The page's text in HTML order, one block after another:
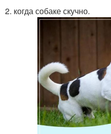
2. когда собаке скучно.